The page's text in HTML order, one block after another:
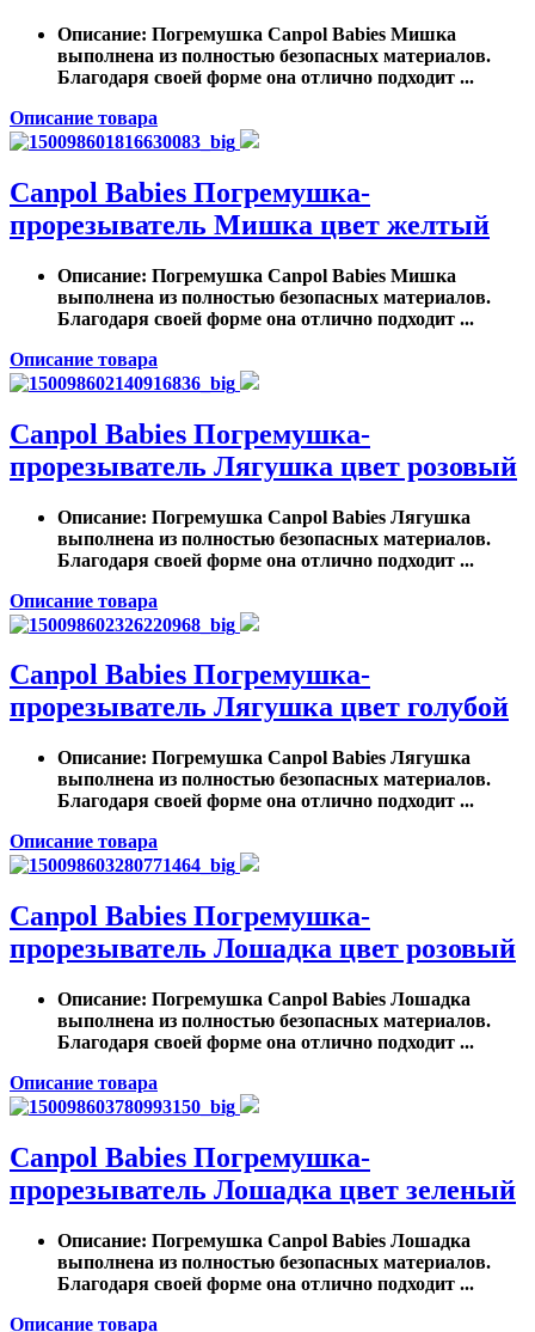
Описание: Погремушка Canpol Babies Мишка
выполнена из полностью безопасных материалов.
Благодаря своей форме она отлично подходит ...
Описание товара
Canpol Babies Погремушка-
прорезыватель Мишка цвет желтый
Описание: Погремушка Canpol Babies Мишка
выполнена из полностью безопасных материалов.
Благодаря своей форме она отлично подходит ...
Описание товара
Canpol Babies Погремушка-
прорезыватель Лягушка цвет розовый
Описание: Погремушка Canpol Babies Лягушка
выполнена из полностью безопасных материалов.
Благодаря своей форме она отлично подходит ...
Описание товара
Canpol Babies Погремушка-
прорезыватель Лягушка цвет голубой
Описание: Погремушка Canpol Babies Лягушка
выполнена из полностью безопасных материалов.
Благодаря своей форме она отлично подходит ...
Описание товара
Canpol Babies Погремушка-
прорезыватель Лошадка цвет розовый
Описание: Погремушка Canpol Babies Лошадка
выполнена из полностью безопасных материалов.
Благодаря своей форме она отлично подходит ...
Описание товара
Canpol Babies Погремушка-
прорезыватель Лошадка цвет зеленый
Описание: Погремушка Canpol Babies Лошадка
выполнена из полностью безопасных материалов.
Благодаря своей форме она отлично подходит ...
Описание товара